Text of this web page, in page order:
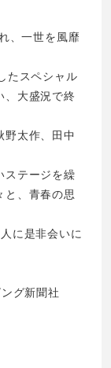
、一世を風靡
たスペシャル
、大盛況で終
野太作、田中
ステージを繰
と、青春の思
に是非会いに
グ新聞社